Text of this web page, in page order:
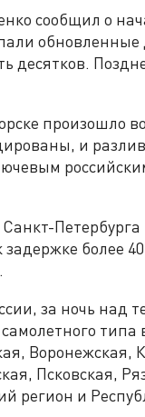
сообщил о
десятков.
произошло
и
более
за ночь над
типа
Воронежская,
Псковская,
регион и